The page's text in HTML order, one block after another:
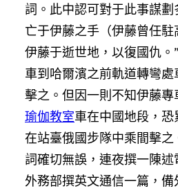
詞。此中認可對于此事謀
亡于伊藤之手（伊藤曾任
伊藤于逝世地，以復國仇。
車到哈爾濱之前軌道轉彎
擊之。但因一則不知伊藤專
瑜伽教室車在中國地段，
在站臺俄國步隊中乘間擊
詞確切無誤，連夜撰一陳
外務部撰英文通信一篇，備